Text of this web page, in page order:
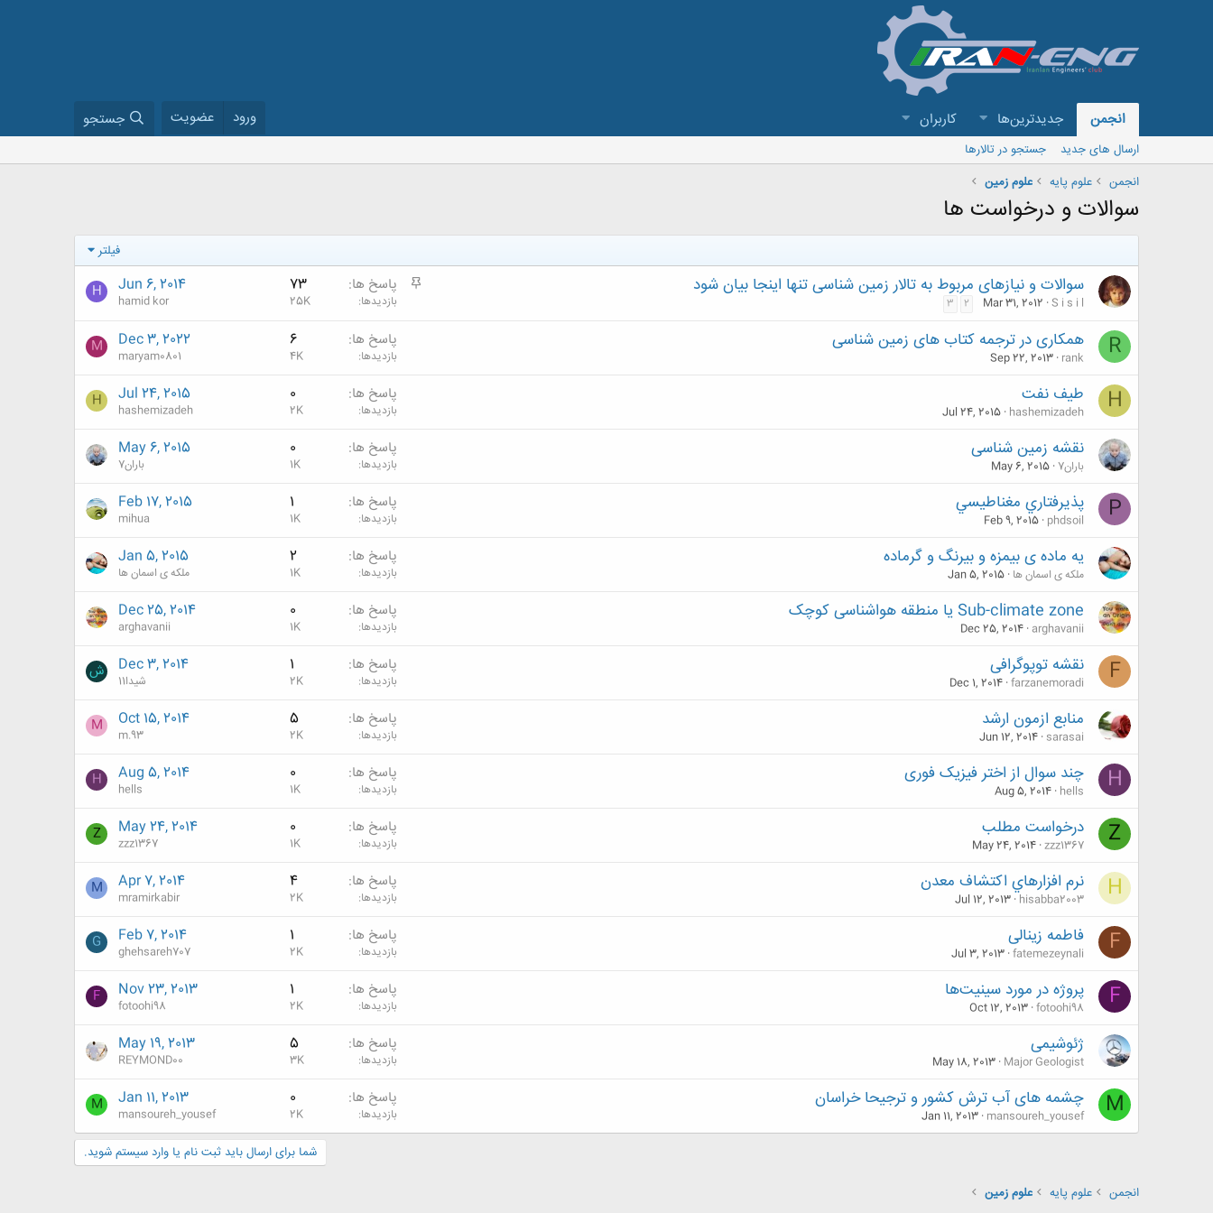
انجمن جدیدترین‌ها کاربران ورود عضویت جستجو
ارسال های جدید
جستجو در تالارها
انجمن
علوم پایه علوم زمین
سوالات و درخواست ها
فیلتر
م
سوالات و نیازهای مربوط به تالار زمین شناسی تنها اینجا بیان شود
S i s i l
Mar 31, 2012
2
3
پاسخ ها 73
بازدیدها 25K
Jun 6, 2014
hamid kor
H
R همکاری در ترجمه کتاب های زمین شناسی
rank
Sep 22, 2013
پاسخ ها 6
بازدیدها 4K
Dec 3, 2022
maryam0801
M
H طیف نفت
hashemizadeh
Jul 24, 2015
پاسخ ها 0
بازدیدها 2K
Jul 24, 2015
hashemizadeh
H
نقشه زمین شناسی
باران7 May 6, 2015
پاسخ ها 0
بازدیدها 1K
May 6, 2015
باران7
P پذيرفتاري مغناطيسي
phdsoil
Feb 9, 2015
پاسخ ها 1
بازدیدها 1K
Feb 17, 2015
mihua
یه ماده ی بیمزه و بیرنگ و گرماده
ملکه ی اسمان ها Jan 5, 2015
پاسخ ها 2
بازدیدها 1K
Jan 5, 2015
ملکه ی اسمان ها
Sub-climate zone یا منطقه هواشناسی کوچک
arghavanii
Dec 25, 2014
پاسخ ها 0
بازدیدها 1K
Dec 25, 2014
arghavanii
F نقشه توپوگرافی
farzanemoradi
Dec 1, 2014
پاسخ ها 1
بازدیدها 2K
Dec 3, 2014
شیدا11 ش
منابع ازمون ارشد
sarasai
Jun 12, 2014
پاسخ ها 5
بازدیدها 2K
Oct 15, 2014
m.93
M
H چند سوال از اختر فیزیک فوری
hells
Aug 5, 2014
پاسخ ها 0
بازدیدها 1K
Aug 5, 2014
hells
H
Z درخواست مطلب
zzz1367
May 24, 2014
پاسخ ها 0
بازدیدها 1K
May 24, 2014
zzz1367
Z
H نرم افزارهاي اكتشاف معدن
hisabba2003
Jul 12, 2013
پاسخ ها 4
بازدیدها 2K
Apr 7, 2014
mramirkabir
M
F فاطمه زینالی
fatemezeynali
Jul 3, 2013
پاسخ ها 1
بازدیدها 2K
Feb 7, 2014
ghehsareh707
G
F پروژه در مورد سینیت‌ها
fotoohi98
Oct 12, 2013
پاسخ ها 1
بازدیدها 2K
Nov 23, 2013
fotoohi98
F
ژئوشیمی
Major Geologist
May 18, 2013
پاسخ ها 5
بازدیدها 3K
May 19, 2013
REYMOND00
M چشمه های آب ترش کشور و ترجیحا خراسان
mansoureh_yousef
Jan 11, 2013
پاسخ ها 0
بازدیدها 2K
Jan 11, 2013
mansoureh_yousef
M
شما برای ارسال باید ثبت نام یا وارد سیستم شوید.
انجمن علوم پایه علوم زمین